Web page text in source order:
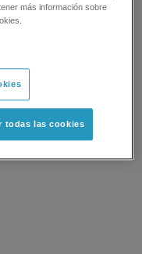
más información sobre
todas las cookies